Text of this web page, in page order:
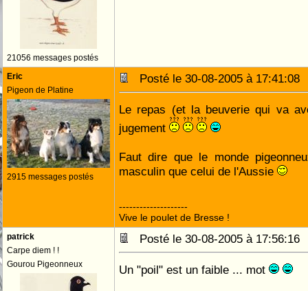
21056 messages postés
Eric
Pigeon de Platine
2915 messages postés
Posté le 30-08-2005 à
Le repas (et la beuverie qui va
jugement
Faut dire que le monde
masculin que celui de l'Aussie
--------------------
Vive le poulet de Bresse !
patrick
Carpe diem ! !
Gourou Pigeonneux
Posté le 30-08-2005 à
Un "poil" est un faible ... mot